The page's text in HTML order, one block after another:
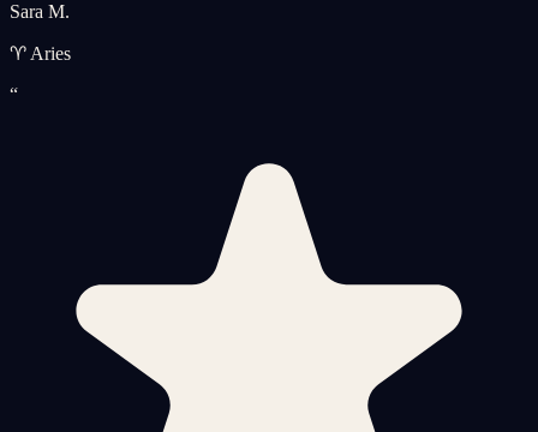
Sara M.
♈ Aries
“